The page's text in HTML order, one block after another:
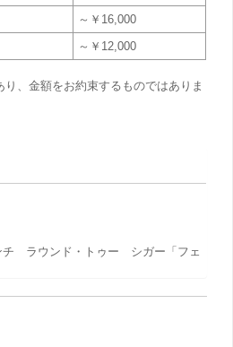
～￥16,000
～￥12,000
、金額をお約束するものではありま
ラウンド・トゥー シガー「フェ